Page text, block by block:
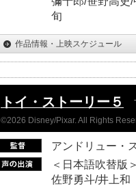
旬
作品情報・上映スケジュール
トイ・ストーリー５
©2026 Disney/Pixar. All Rights
アンドリュー・
＜日本語吹替版
佐野勇斗/井上和